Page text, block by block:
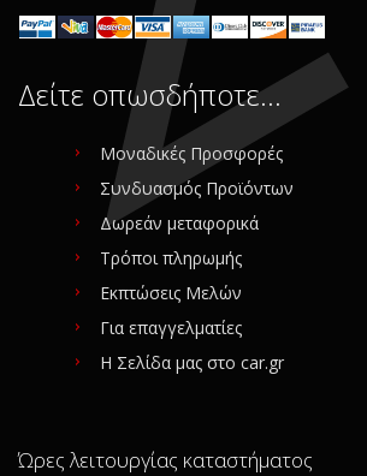
Δείτε οπωσδήποτε…
Μοναδικές Προσφορές
Συνδυασμός Προϊόντων
Δωρεάν μεταφορικά
Τρόποι πληρωμής
Εκπτώσεις Μελών
Για επαγγελματίες
Η Σελίδα μας στο car.gr
Ώρες λειτουργίας καταστήματος